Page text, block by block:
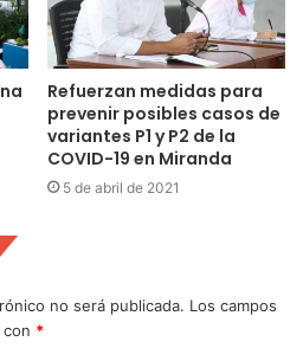
Refuerzan medidas para
prevenir posibles casos de
variantes P1 y P2 de la
COVID-19 en Miranda
5 de abril de 2021
no será publicada. Los campos
*